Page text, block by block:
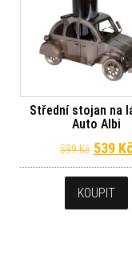
Střední stojan na
Auto Albi
599Kč 539 Kč
KOUPIT